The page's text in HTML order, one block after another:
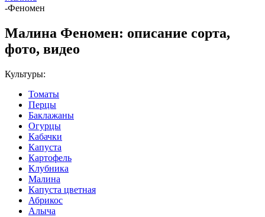
-Феномен
Малина Феномен: описание сорта,
фото, видео
Культуры:
Томаты
Перцы
Баклажаны
Огурцы
Кабачки
Капуста
Картофель
Клубника
Малина
Капуста цветная
Абрикос
Алыча